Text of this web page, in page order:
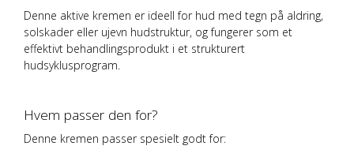
Denne aktive kremen er ideell for hud med tegn på aldring,
solskader eller ujevn hudstruktur, og fungerer som et
effektivt behandlingsprodukt i et strukturert
hudsyklusprogram.
Hvem passer den for?
Denne kremen passer spesielt godt for: